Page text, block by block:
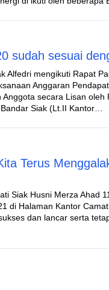
sudah sesuai
Alfedri mengikuti Rapat
Anggaran
secara Lisan
Siak (Lt.II Kantor…
Terus
Siak Husni Merza Ahad
di Halaman Kantor
dan lancar serta